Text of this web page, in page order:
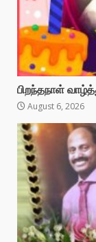
பிறந்தநாள்
August 6, 2026